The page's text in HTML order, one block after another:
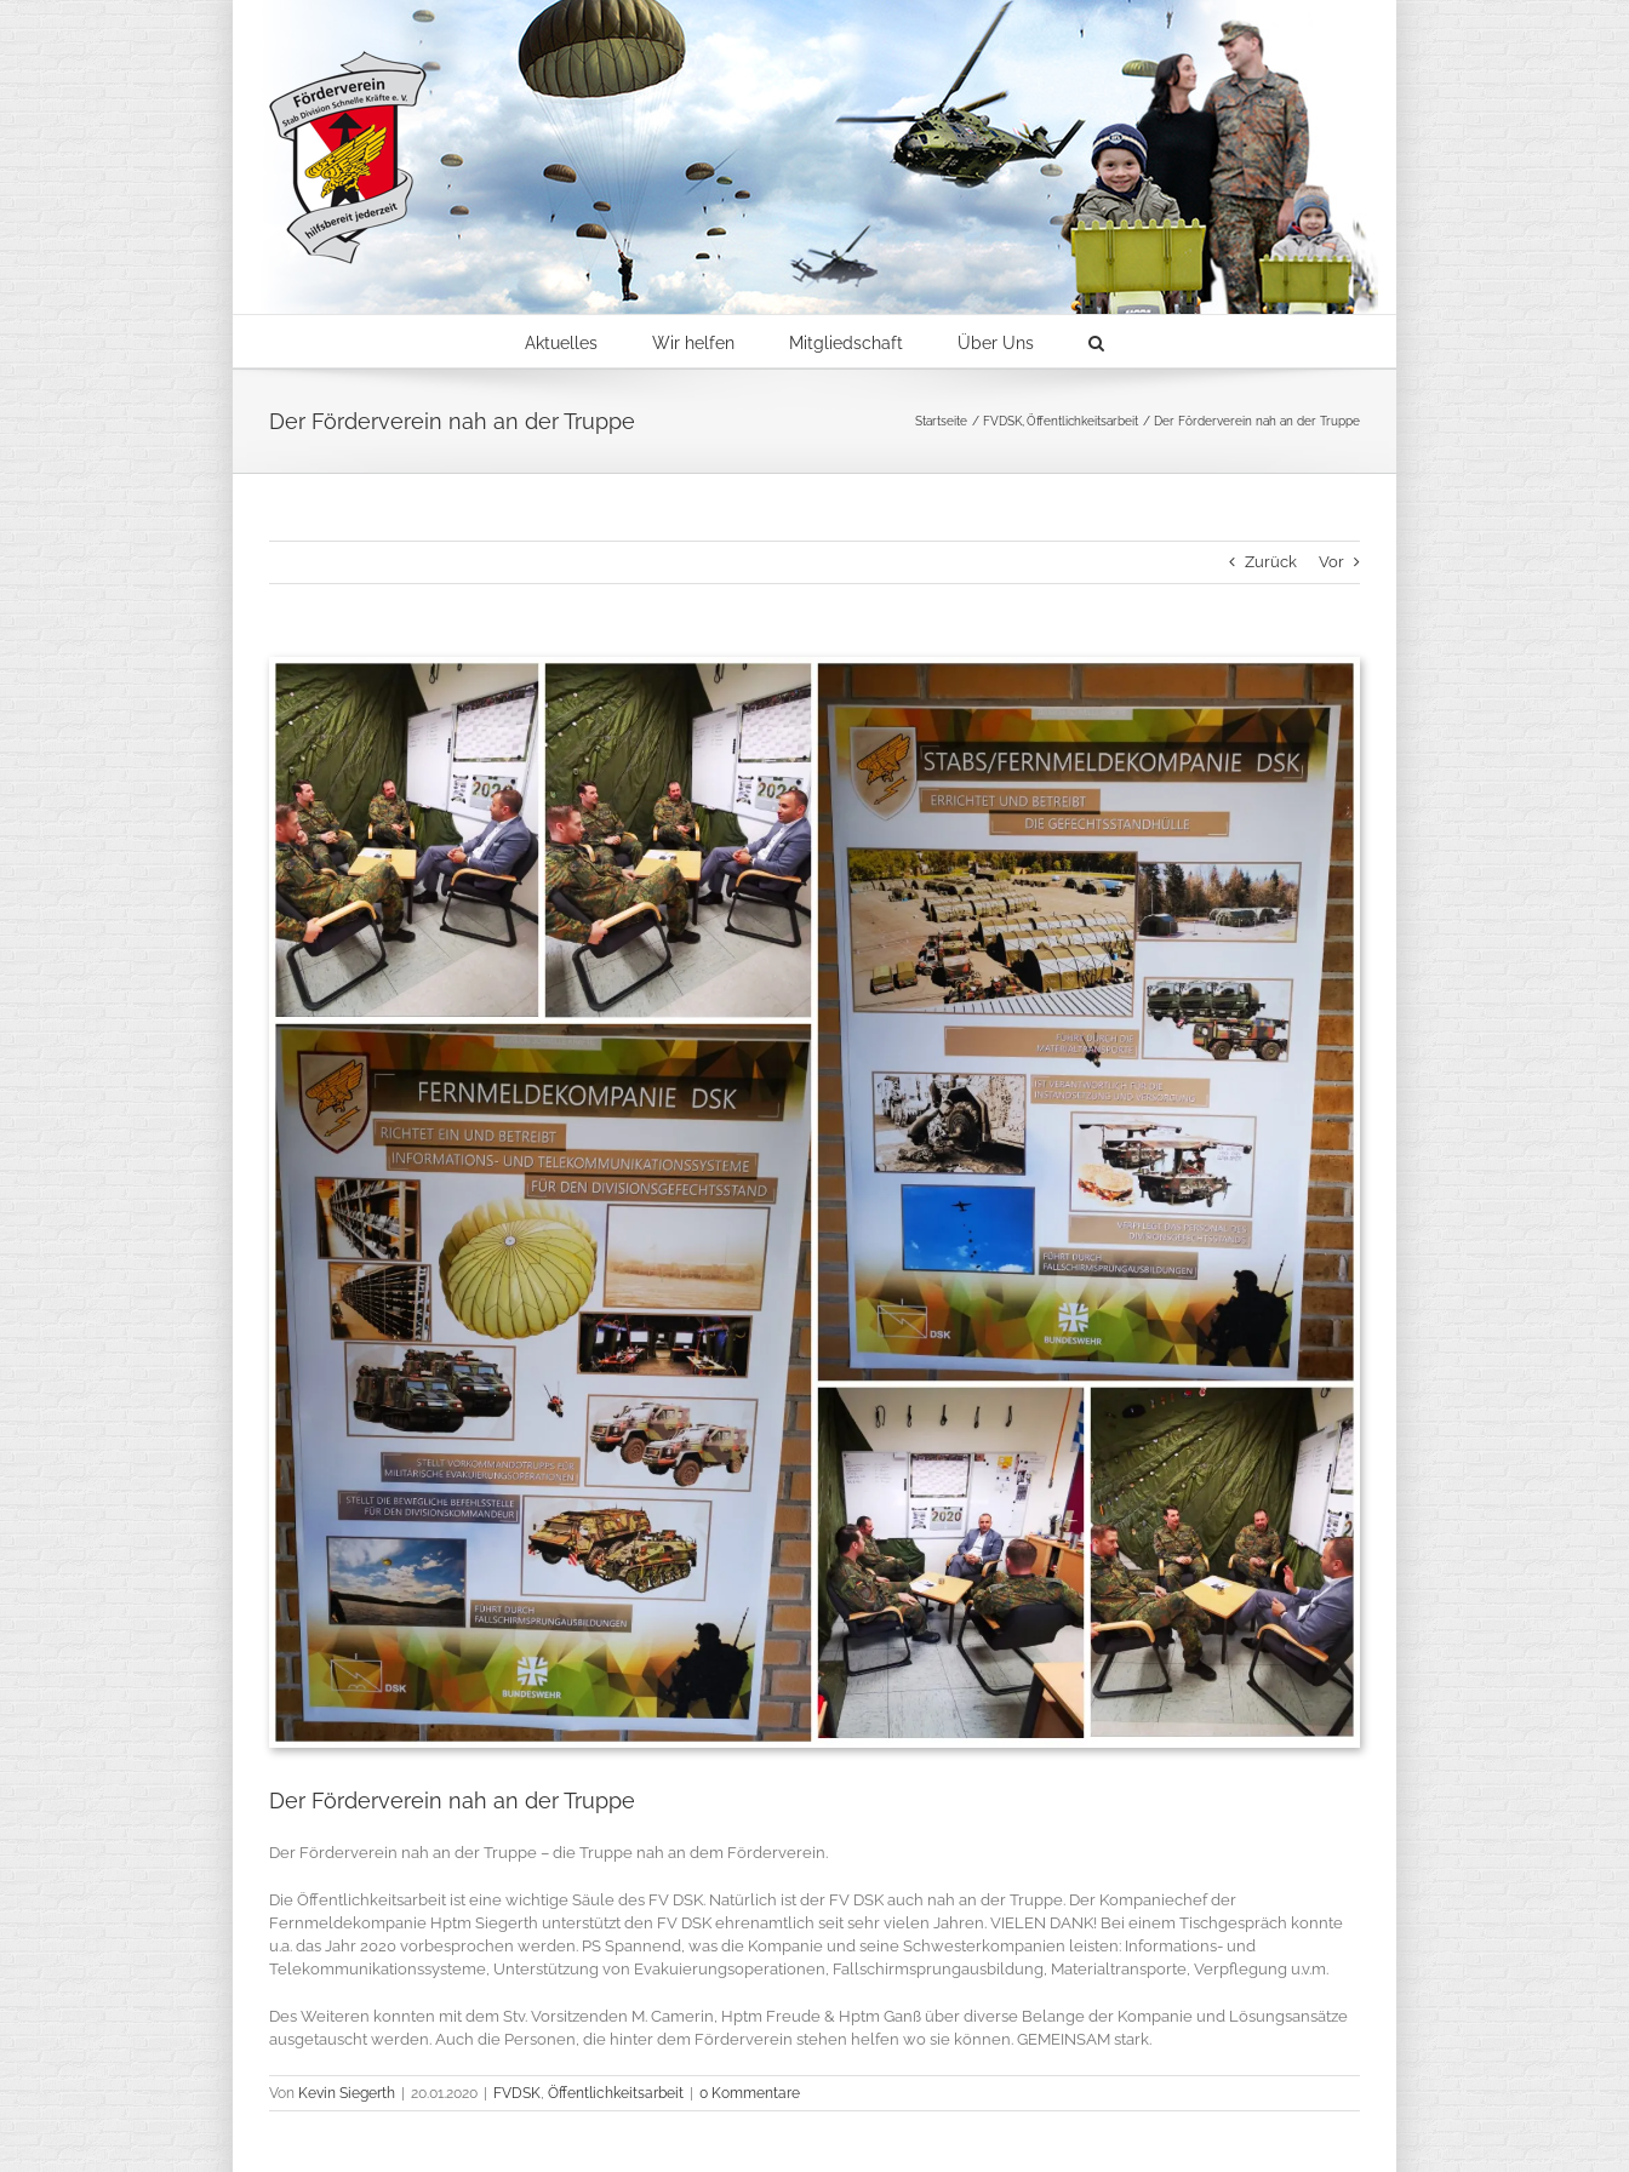
Aktuelles Wir helfen Mitgliedschaft Über Uns
Der Förderverein nah an der Truppe Startseite FVDSK Öffentlichkeitsarbeit Der Förderverein nah an der Truppe
Zurück Vor
Zeige
grösseres
Bild
Der Förderverein nah an der Truppe
Der Förderverein nah an der Truppe – die Truppe nah an dem Förderverein.
Die Öffentlichkeitsarbeit ist eine wichtige Säule des FV DSK. Natürlich ist der FV DSK auch nah an der Truppe. Der Kompaniechef der
Fernmeldekompanie Hptm Siegerth unterstützt den FV DSK ehrenamtlich seit sehr vielen Jahren. VIELEN DANK! Bei einem Tischgespräch konnte
u.a. das Jahr 2020 vorbesprochen werden. PS Spannend, was die Kompanie und seine Schwesterkompanien leisten: Informations- und
Telekommunikationssysteme, Unterstützung von Evakuierungsoperationen, Fallschirmsprungausbildung, Materialtransporte, Verpflegung u.v.m.
Des Weiteren konnten mit dem Stv. Vorsitzenden M. Camerin, Hptm Freude & Hptm Ganß über diverse Belange der Kompanie und Lösungsansätze
ausgetauscht werden. Auch die Personen, die hinter dem Förderverein stehen helfen wo sie können. GEMEINSAM stark.
Von Kevin Siegerth | 20.01.2020 | FVDSK Öffentlichkeitsarbeit | 0 Kommentare